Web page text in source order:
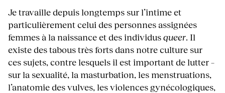
Je travaille depuis longtemps sur l’intime et
particulièrement celui des personnes assignées
femmes à la naissance et des individusqueer. Il
existe des tabous très forts dans notre culture sur
ces sujets, contre lesquels il est important de lutter –
sur la sexualité, la masturbation, les menstruations,
l’anatomie des vulves, les violences gynécologiques,